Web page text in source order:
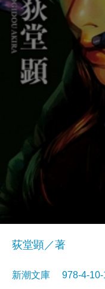
荻堂顕／著
新潮文庫 978-4-